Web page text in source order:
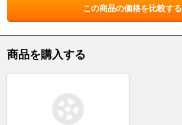
この商品の価格を比較する
商品を購入する